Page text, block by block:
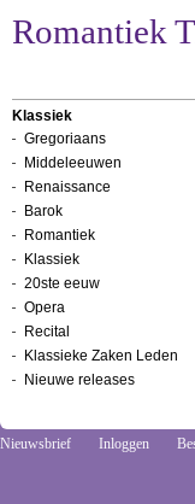
Romantiek
Klassiek
Gregoriaans
Middeleeuwen
Renaissance
Barok
Romantiek
Klassiek
20ste eeuw
Opera
Recital
Klassieke Zaken Leden
Nieuwe releases
Nieuwsbrief Inloggen